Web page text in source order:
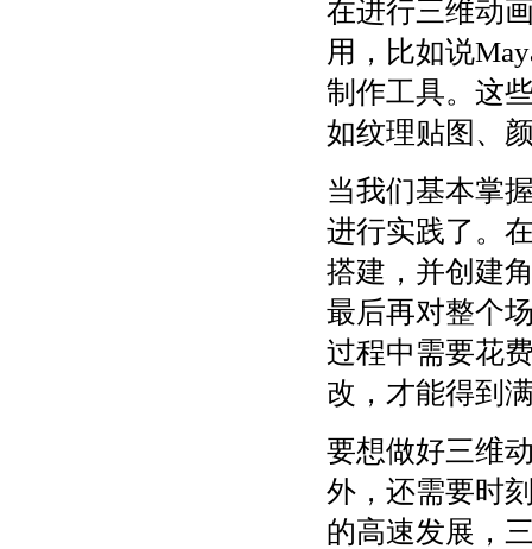
在进行三维动
用，比如说
制作工具。这
如纹理贴图、
当我们基本掌
进行实践了。
搭建，并创建
最后再对整个
过程中需要花
改，才能得到
要想做好三维
外，还需要时
的高速发展，